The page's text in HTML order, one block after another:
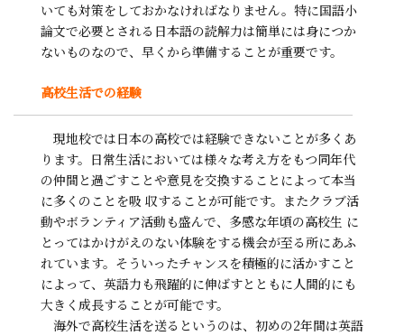
いても対策をしておかなければなりません。特に国語小
論文で必要とされる日本語の読解力は簡単には身につか
ないものなので、早くから準備することが重要です。
高校生活での経験
現地校では日本の高校では経験できないことが多くあ
ります。日常生活においては様々な考え方をもつ同年代
の仲間と過ごすことや意見を交換することによって本当
に多くのことを吸 収することが可能です。またクラブ活
動やボランティア活動も盛んで、多感な年頃の高校生 に
とってはかけがえのない体験をする機会が至る所にあふ
れています。そういったチャンスを積極的に活かすこと
によって、英語力も飛躍的に伸ばすとともに人間的にも
大きく成長することが可能です。
海外で高校生活を送るというのは、初めの2年間は英語